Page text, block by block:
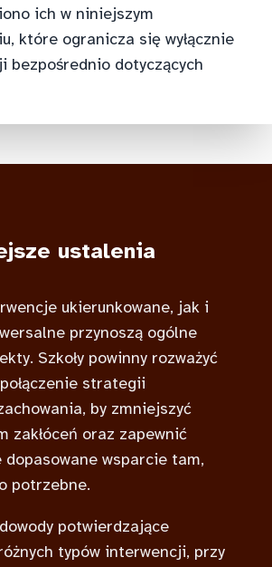
ich w niniejszym
które ogranicza się wyłącznie
bezpośrednio dotyczących
ustalenia
ukierunkowane, jak i
przynoszą ogólne
Szkoły powinny rozważyć
strategii
by zmniejszyć
zakłóceń oraz zapewnić
dopasowane wsparcie tam,
potrzebne.
potwierdzające
typów interwencji, przy